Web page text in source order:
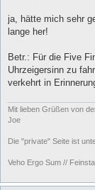
a
ja, hätte mich sehr
lange her!
Betr.: Für die Five
Uhrzeigersinn zu
verkehrt in
Mit lieben Grüßen von
Joe
Die "private" Seite ist
Veho Ergo Sum //